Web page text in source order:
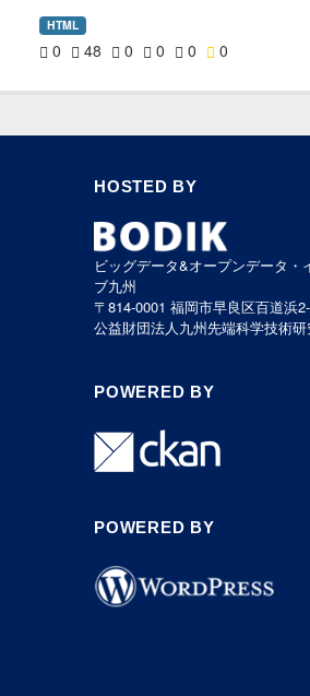
HTML
0 48 0 0 0 0
HOSTED BY
ビッグデータ&オープンデータ・
ブ九州
〒814-0001 福岡市早良区百道浜
公益財団法人九州先端科学技術
POWERED BY
POWERED BY